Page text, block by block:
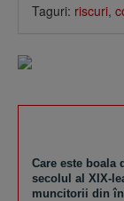
Taguri: riscuri,
Care este boala
secolul al XIX-
muncitorii din